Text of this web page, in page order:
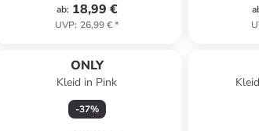
ab: 18,99 €
UVP: 26,99 €*
ONLY
Kleid in Pink
-37%